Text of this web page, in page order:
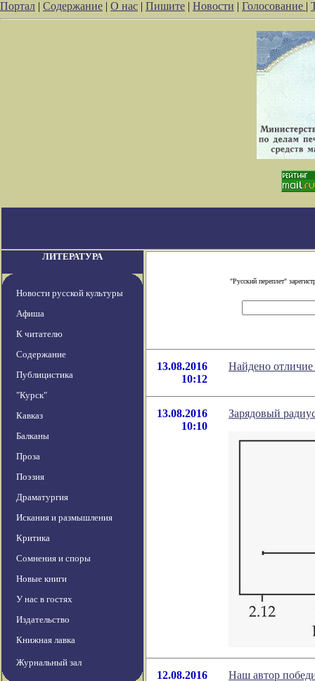
Портал | Содержание | О нас | Пишите | Новости | Голосование |
ЛИТЕРАТУРА
Новости русской культуры
Афиша
К читателю
Содержание
Публицистика
"Курск"
Кавказ
Балканы
Проза
Поэзия
Драматургия
Искания и размышления
Критика
Сомнения и споры
Новые книги
У нас в гостях
Издательство
Книжная лавка
Журнальный зал
"Русский переплет"
13.08.2016
10:12
Найдено
13.08.2016
10:10
Зарядовый
12.08.2016
Наш автор